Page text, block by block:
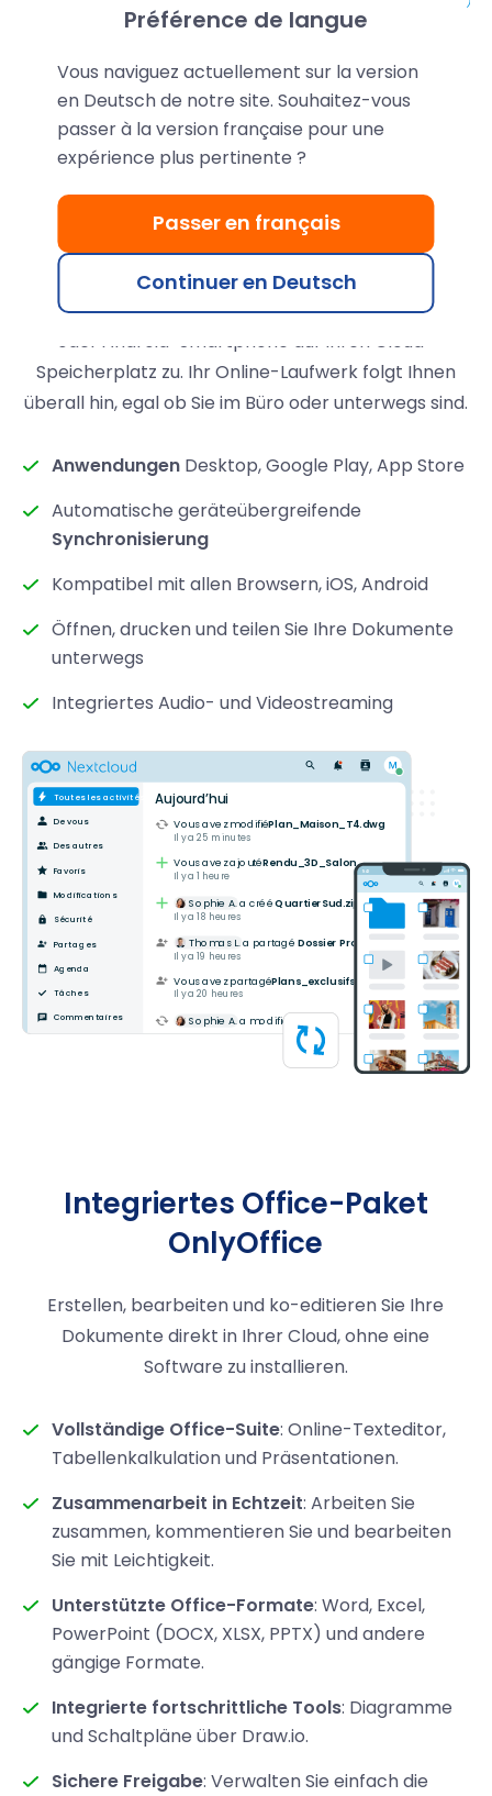
Ihre Daten sind online
gespeichert und auf allen
Ihren Geräten verfügbar
Greifen Sie von einem Windows-, macOS- oder
Linux-Computer, einem Tablet sowie einem iPhone
oder Android-Smartphone auf Ihren Cloud-
Speicherplatz zu. Ihr Online-Laufwerk folgt Ihnen
überall hin, egal ob Sie im Büro oder unterwegs sind.
Anwendungen Desktop, Google Play, App Store
Automatische geräteübergreifende
Synchronisierung
Kompatibel mit allen Browsern, iOS, Android
Öffnen, drucken und teilen Sie Ihre Dokumente
unterwegs
Integriertes Audio- und Videostreaming
Integriertes Office-Paket
OnlyOffice
Erstellen, bearbeiten und ko-editieren Sie Ihre
Dokumente direkt in Ihrer Cloud, ohne eine
Software zu installieren.
Vollständige Office-Suite: Online-Texteditor,
Tabellenkalkulation und Präsentationen.
Zusammenarbeit in Echtzeit: Arbeiten Sie
zusammen, kommentieren Sie und bearbeiten
Sie mit Leichtigkeit.
Unterstützte Office-Formate: Word, Excel,
PowerPoint (DOCX, XLSX, PPTX) und andere
gängige Formate.
Integrierte fortschrittliche Tools: Diagramme
und Schaltpläne über Draw.io.
Sichere Freigabe: Verwalten Sie einfach die
Préférence de langue
Vous naviguez actuellement sur la version
en Deutsch de notre site. Souhaitez-vous
passer à la version française pour une
expérience plus pertinente ?
Passer en français
Continuer en Deutsch